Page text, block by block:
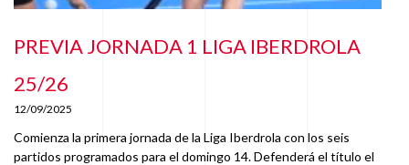
PREVIA JORNADA 1 LIGA IBERDROLA
25/26
12/09/2025
Comienza la primera jornada de la Liga Iberdrola con los seis
partidos programados para el domingo 14. Defenderá el título el